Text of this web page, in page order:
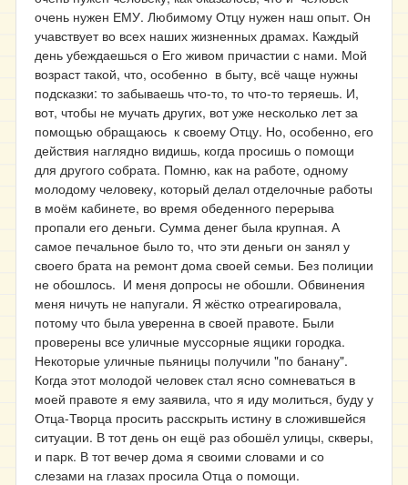
очень нужен ЕМУ. Любимому Отцу нужен наш опыт. Он
учавствует во всех наших жизненных драмах. Каждый
день убеждаешься о Его живом причастии с нами. Мой
возраст такой, что, особенно в быту, всё чаще нужны
подсказки: то забываешь что-то, то что-то теряешь. И,
вот, чтобы не мучать других, вот уже несколько лет за
помощью обращаюсь к своему Отцу. Но, особенно, его
действия наглядно видишь, когда просишь о помощи
для другого собрата. Помню, как на работе, одному
молодому человеку, который делал отделочные работы
в моём кабинете, во время обеденного перерыва
пропали его деньги. Сумма денег была крупная. А
самое печальное было то, что эти деньги он занял у
своего брата на ремонт дома своей семьи. Без полиции
не обошлось. И меня допросы не обошли. Обвинения
меня ничуть не напугали. Я жёстко отреагировала,
потому что была уверенна в своей правоте. Были
проверены все уличные муссорные ящики городка.
Некоторые уличные пьяницы получили "по банану".
Когда этот молодой человек стал ясно сомневаться в
моей правоте я ему заявила, что я иду молиться, буду у
Отца-Творца просить расскрыть истину в сложившейся
ситуации. В тот день он ещё раз обошёл улицы, скверы,
и парк. В тот вечер дома я своими словами и со
слезами на глазах просила Отца о помощи.